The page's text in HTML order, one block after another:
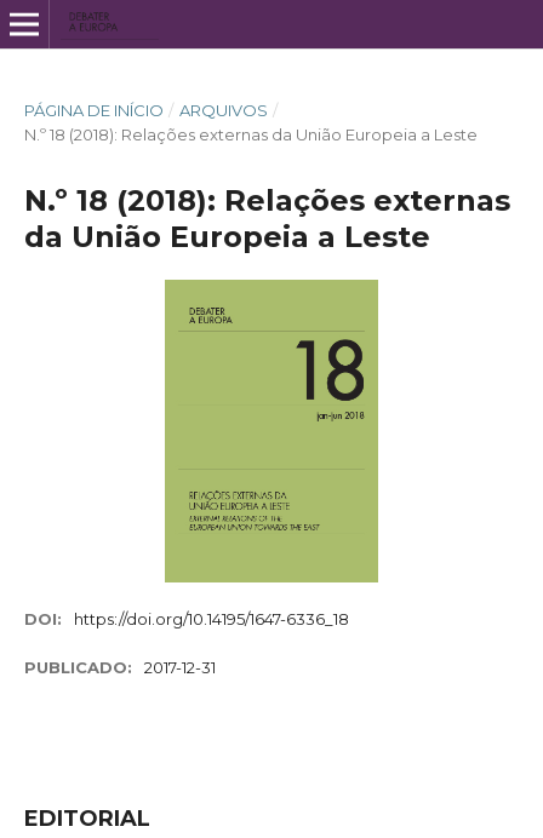
PÁGINA DE INÍCIO / ARQUIVOS /
N.º 18 (2018): Relações externas da União Europeia a Leste
N.º 18 (2018): Relações externas
da União Europeia a Leste
DOI: https://doi.org/10.14195/1647-6336_18
PUBLICADO: 2017-12-31
EDITORIAL